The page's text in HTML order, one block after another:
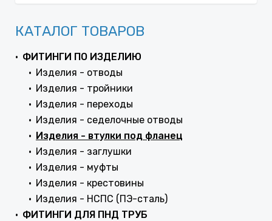
КАТАЛОГ ТОВАРОВ
ФИТИНГИ ПО ИЗДЕЛИЮ
Изделия - отводы
Изделия - тройники
Изделия - переходы
Изделия - седелочные отводы
Изделия - втулки под фланец
Изделия - заглушки
Изделия - муфты
Изделия - крестовины
Изделия - НСПС (ПЭ-сталь)
ФИТИНГИ ДЛЯ ПНД ТРУБ